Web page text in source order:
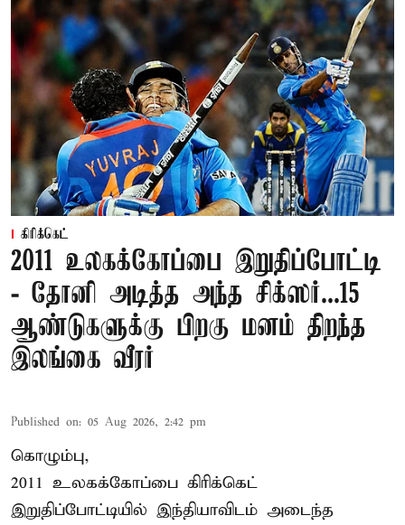
கிரிக்கெட்
2011 உலகக்கோப்பை இறுதிப்போட்டி
- தோனி அடித்த அந்த சிக்ஸர்...15
ஆண்டுகளுக்கு பிறகு மனம் திறந்த
இலங்கை வீரர்
Published on: 05 Aug 2026, 2:42 pm
கொழும்பு,
2011 உலகக்கோப்பை கிரிக்கெட்
இறுதிப்போட்டியில் இந்தியாவிடம் அடைந்த